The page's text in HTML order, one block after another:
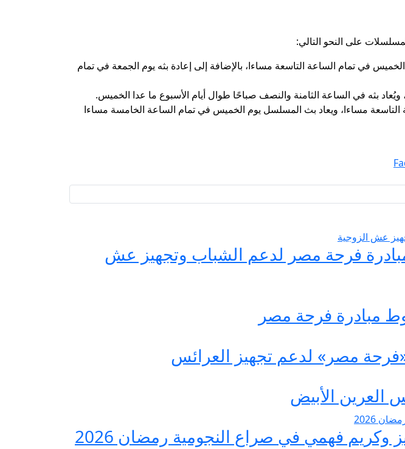
على النحو التالي:
في تمام الساعة التاسعة مساءا، بالإضافة إلى إعادة بثه يوم الجمعة في تمام
بثه في الساعة الثامنة والنصف صباحًا طوال أيام الأسبوع ما عدا الخميس.
التاسعة مساءا، ويعاد بث المسلسل يوم الخميس في تمام الساعة الخامسة مساءا
تطلق مبادرة فرحة مصر لدعم الشباب وتجهيز عش
الأبيض
فهمي في صراع النجومية رمضان 2026